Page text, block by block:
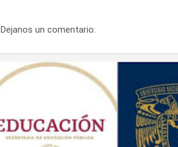
Dejanos un comentario: